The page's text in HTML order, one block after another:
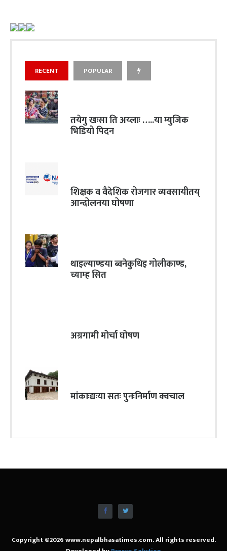
RECENT POPULAR
तयेगु खःसा ति अय्लाः …..या म्युजिक
भिडियो पिदन
शिक्षक व वैदेशिक रोजगार व्यवसायीतय्
आन्दोलनया घोषणा
थाइल्याण्डया ब्वनेकुथिइ गोलीकाण्ड,
च्याम्ह सित
अग्रगामी मोर्चा घोषण
मांकाःद्यःया सतः पुनःनिर्माण क्वचाल
Copyright ©2026 www.nepalbhasatimes.com. All rights reserved.